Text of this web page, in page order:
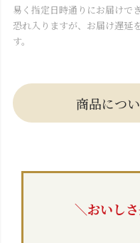
易く指定日時通りにお届けで
恐れ入りますが、お届け遅延
す。
商品につ
＼おいし